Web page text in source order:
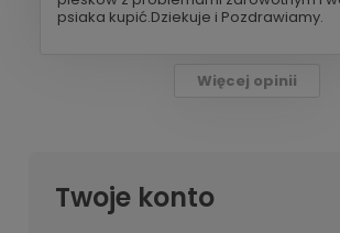
psiaka kupić.Dziekuje i Pozdrawiamy.
Więcej opinii
Twoje konto